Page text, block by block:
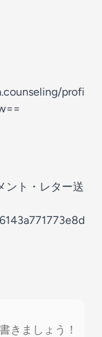
profi
ント・レター送
きましょう！